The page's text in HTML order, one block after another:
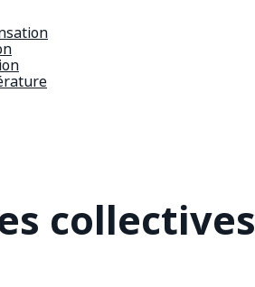
collectives